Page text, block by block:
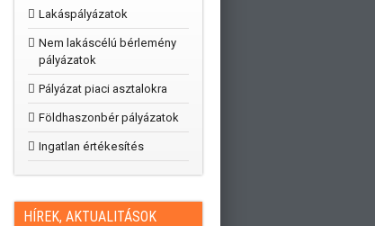
Lakáspályázatok
Nem lakáscélú bérlemény
pályázatok
Pályázat piaci asztalokra
Földhaszonbér pályázatok
Ingatlan értékesítés
HÍREK, AKTUALITÁSOK